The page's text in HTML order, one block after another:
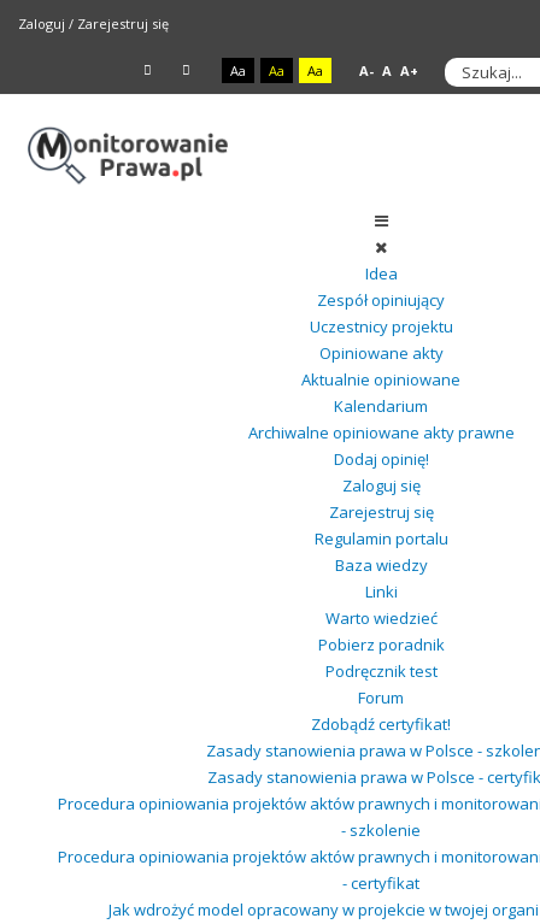
Zaloguj / Zarejestruj się
Aa Aa Aa A- A A+
Idea
Zespół opiniujący
Uczestnicy projektu
Opiniowane akty
Aktualnie opiniowane
Kalendarium
Archiwalne opiniowane akty prawne
Dodaj opinię!
Zaloguj się
Zarejestruj się
Regulamin portalu
Baza wiedzy
Linki
Warto wiedzieć
Pobierz poradnik
Podręcznik test
Forum
Zdobądź certyfikat!
Zasady stanowienia prawa w Polsce -
Zasady stanowienia prawa w Polsce -
Procedura opiniowania projektów aktów prawnych i
- szkolenie
Procedura opiniowania projektów aktów prawnych i
- certyfikat
Jak wdrożyć model opracowany w projekcie w twojej